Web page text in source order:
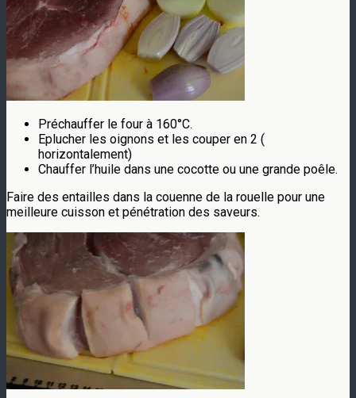
Préchauffer le four à 160°C.
Eplucher les oignons et les couper en 2 (
horizontalement)
Chauffer l’huile dans une cocotte ou une grande poêle.
Faire des entailles dans la couenne de la rouelle pour une
meilleure cuisson et pénétration des saveurs.